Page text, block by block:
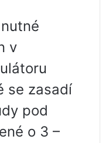
v
se zasadí
pod
o 3 –